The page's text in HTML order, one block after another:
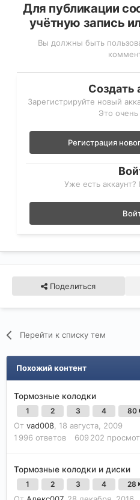
Для публикации
учётную запись
Вы должны быть
Создать
Зарегистрируйте новый
Это
Регистрация
Уже есть аккаунт?
Поделиться
Перейти к списку тем
Похожий контент
Тормозные колодки
1 2 3 4 80
От vad008 18 августа, 2009
1 996 ответов 609 202
Тормозные колодки и диски
1 2 3 4 28